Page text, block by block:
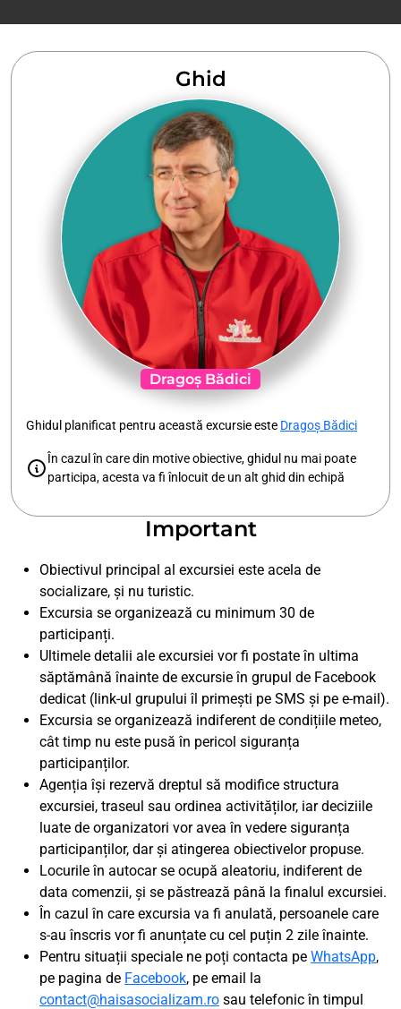
Ghid
Dragoș Bădici
Ghidul planificat pentru această excursie este Dragoș Bădici
În cazul în care din motive obiective, ghidul nu mai poate
participa, acesta va fi înlocuit de un alt ghid din echipă
Important
Obiectivul principal al excursiei este acela de
socializare, și nu turistic.
Excursia se organizează cu minimum 30 de
participanți.
Ultimele detalii ale excursiei vor fi postate în ultima
săptămână înainte de excursie în grupul de Facebook
dedicat (link-ul grupului îl primești pe SMS și pe e-mail).
Excursia se organizează indiferent de condițiile meteo,
cât timp nu este pusă în pericol siguranța
participanților.
Agenția își rezervă dreptul să modifice structura
excursiei, traseul sau ordinea activităților, iar deciziile
luate de organizatori vor avea în vedere siguranța
participanților, dar și atingerea obiectivelor propuse.
Locurile în autocar se ocupă aleatoriu, indiferent de
data comenzii, și se păstrează până la finalul excursiei.
În cazul în care excursia va fi anulată, persoanele care
s-au înscris vor fi anunțate cu cel puțin 2 zile înainte.
Pentru situații speciale ne poți contacta pe WhatsApp,
pe pagina de Facebook, pe email la
contact@haisasocializam.ro sau telefonic în timpul